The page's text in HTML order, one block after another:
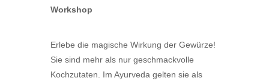
Workshop
Erlebe die magische Wirkung der Gewürze!
Sie sind mehr als nur geschmackvolle
Kochzutaten. Im Ayurveda gelten sie als